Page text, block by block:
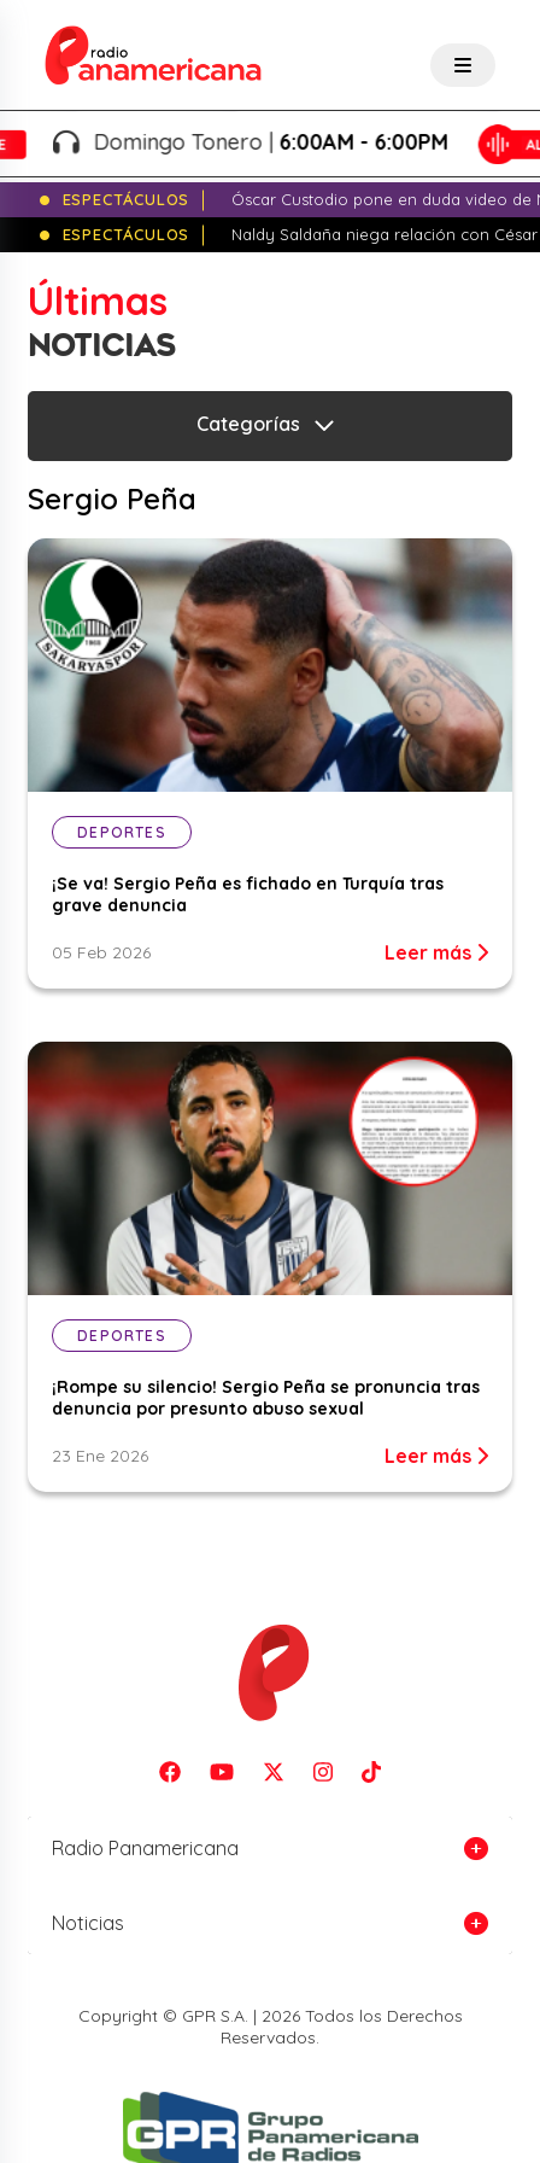
Domingo Tonero |6:00AM - 6:00PM
ESPECTÁCULOS
Óscar Custodio pone en duda video de
ESPECTÁCULOS
Naldy Saldaña niega relación con
Últimas
NOTICIAS
Categorías
Sergio Peña
DEPORTES
¡Se va! Sergio Peña es fichado en Turquía tras
grave denuncia
05 Feb 2026 Leer más
DEPORTES
¡Rompe su silencio! Sergio Peña se pronuncia tras
denuncia por presunto abuso sexual
23 Ene 2026 Leer más
Radio Panamericana
Noticias
Copyright © GPR S.A. | 2026 Todos los Derechos
Reservados.